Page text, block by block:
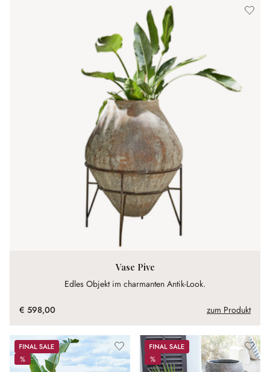
Vase Pive
Edles Objekt im charmanten Antik-Look.
€ 598,00 zum Produkt
Sale
%
%
Sale
%
%